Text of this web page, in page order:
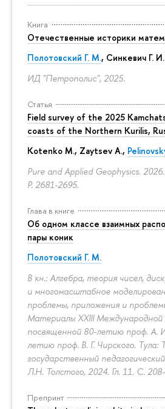
Книга
Отечественные историки
Полотовский Г. М., Синкевич Г. И.
ИД "Петрополис", 2025.
Статья
Field survey of the 2025
coasts of the Northern Kurilis,
Kotenko M., Zaytsev A.,
Pure and Applied Geophysics.
P. 2681-2695.
Глава в книге
Об одном классе взаимных
пары коник
Полотовский Г. М.
В кн.: Алгебра, теория чисел,
и многомасштабное
проблемы, приложения и
Материалы XXIII Международной
посвященной 80-летию проф. А.
летию проф. В. Г. Чирского. Тула:
государственный
Л.Н. Толстого, 2024. Гл. 11. С.
Препринт